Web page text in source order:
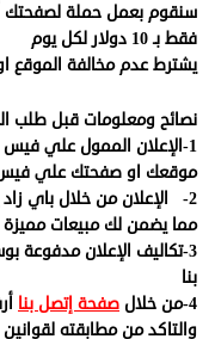
سنقوم بعمل حملة
فقط بـ 10 دولار لكل يوم
يشترط عدم مخالفة الموقع
نصائح ومعلومات قبل طلب
1-الإعلان الممول علي
موقعك او صفحتك علي
2- الإعلان من خلال باي
مما يضمن لك مبيعات مميزة
3-تكاليف الإعلان مدفوعة
بنا
4-من خلال
صفحة إتصل بنا
والتاكد من مطابقته